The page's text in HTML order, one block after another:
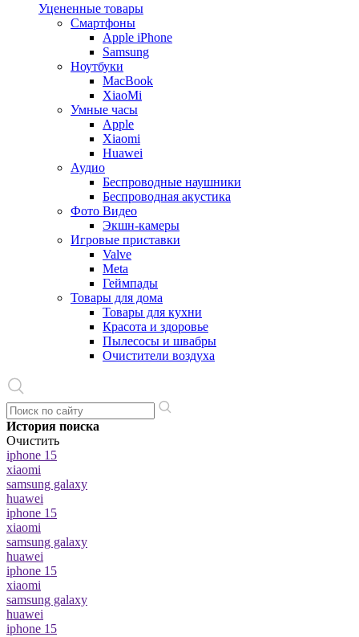
Уцененные товары
Cмартфоны
Apple iPhone
Samsung
Ноутбуки
MacBook
XiaoMi
Умные часы
Apple
Xiaomi
Huawei
Аудио
Беспроводные наушники
Беспроводная акустика
Фото Видео
Экшн-камеры
Игровые приставки
Valve
Meta
Геймпады
Товары для дома
Товары для кухни
Красота и здоровье
Пылесосы и швабры
Очистители воздуха
История поиска
Очистить
iphone 15
xiaomi
samsung galaxy
huawei
iphone 15
xiaomi
samsung galaxy
huawei
iphone 15
xiaomi
samsung galaxy
huawei
iphone 15